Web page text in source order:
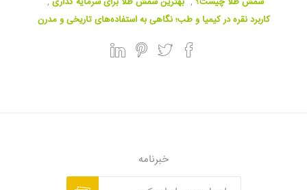
کاربرد نقره در کیمیا و طب؛ نگاهی به استفاده‌های تاریخی و مدرن
خبرنامه